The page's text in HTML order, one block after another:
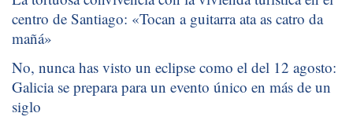
centro de Santiago: «Tocan a guitarra ata as catro da
mañá»
No, nunca has visto un eclipse como el del 12 agosto:
Galicia se prepara para un evento único en más de un
siglo